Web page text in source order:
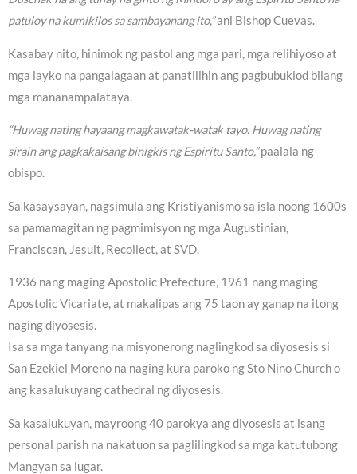
patuloy na kumikilos sa sambayanang ito,”ani Bishop Cuevas.
Kasabay nito, hinimok ng pastol ang mga pari, mga relihiyoso at
mga layko na pangalagaan at panatilihin ang pagbubuklod bilang
mga mananampalataya.
“Huwag nating hayaang magkawatak-watak tayo. Huwag nating
sirain ang pagkakaisang binigkis ng Espiritu Santo,”paalala ng
obispo.
Sa kasaysayan, nagsimula ang Kristiyanismo sa isla noong 1600s
sa pamamagitan ng pagmimisyon ng mga Augustinian,
Franciscan, Jesuit, Recollect, at SVD.
1936 nang maging Apostolic Prefecture, 1961 nang maging
Apostolic Vicariate, at makalipas ang 75 taon ay ganap na itong
naging diyosesis.
Isa sa mga tanyang na misyonerong naglingkod sa diyosesis si
San Ezekiel Moreno na naging kura paroko ng Sto Nino Church o
ang kasalukuyang cathedral ng diyosesis.
Sa kasalukuyan, mayroong 40 parokya ang diyosesis at isang
personal parish na nakatuon sa paglilingkod sa mga katutubong
Mangyan sa lugar.